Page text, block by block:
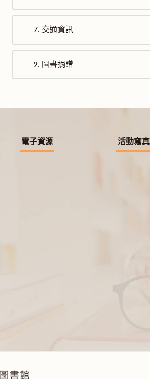
7. 交通資訊
9. 圖書捐贈
電子資源 活動寫真